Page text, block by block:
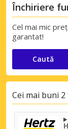
Închiriere
Cel mai mic preț
garantat!
Caută
Cei mai buni